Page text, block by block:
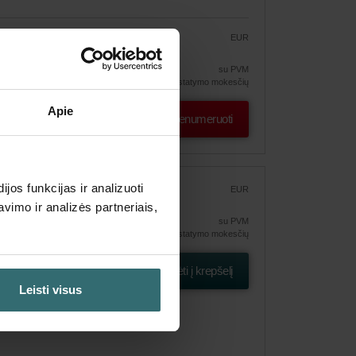
Apie
funkcijas ir analizuoti
ir analizės partneriais,
Leisti visus
EUR
82.23 96.74
su PVM
be pristatymo mokesčių
Prenumeruoti
EUR
79.74
su PVM
be pristatymo mokesčių
Įdėti į krepšelį